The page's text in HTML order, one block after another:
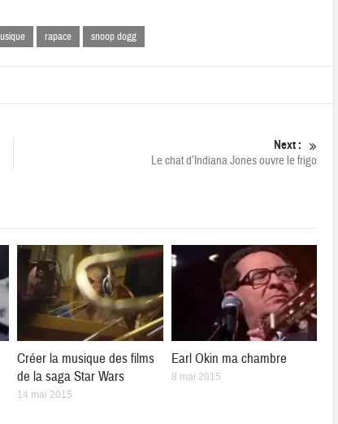
rapace snoop dogg
Next :
Le chat d’Indiana Jones ouvre le frigo
Créer la musique des films
de la saga Star Wars
14 mai 2015
Earl Okin ma chambre
8 mai 2015